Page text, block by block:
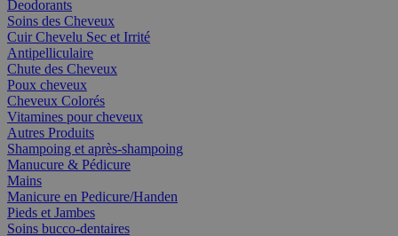
Deodorants
Soins des Cheveux
Cuir Chevelu Sec et Irrité
Antipelliculaire
Chute des Cheveux
Poux cheveux
Cheveux Colorés
Vitamines pour cheveux
Autres Produits
Shampoing et après-shampoing
Manucure & Pédicure
Mains
Manicure en Pedicure/Handen
Pieds et Jambes
Soins bucco-dentaires